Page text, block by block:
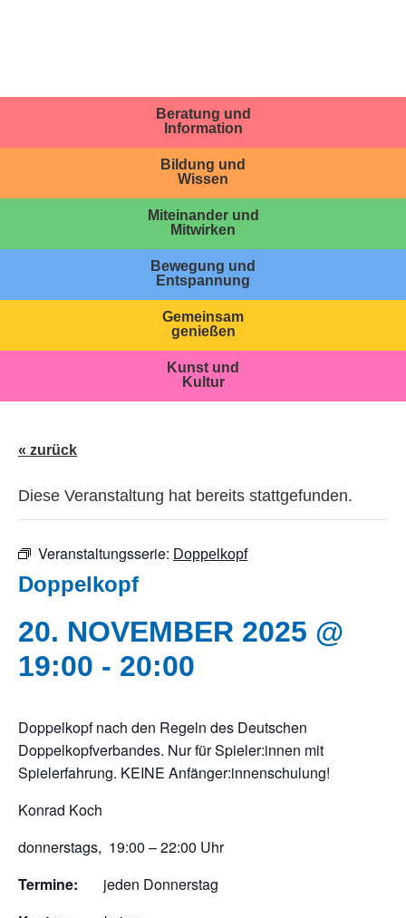
Beratung und
Information
Bildung und
Wissen
Miteinander und
Mitwirken
Bewegung und
Entspannung
Gemeinsam
genießen
Kunst und
Kultur
« zurück
Diese Veranstaltung hat bereits stattgefunden.
Veranstaltungsserie: Doppelkopf
Doppelkopf
20. NOVEMBER 2025 @
19:00 - 20:00
Doppelkopf nach den Regeln des Deutschen
Doppelkopfverbandes. Nur für Spieler:innen mit
Spielerfahrung. KEINE Anfänger:innenschulung!
Konrad Koch
donnerstags, 19:00 – 22:00 Uhr
Termine: jeden Donnerstag